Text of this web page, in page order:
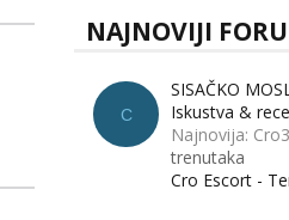
NAJNOVIJI
C
SISAČKO
Iskustva &
Najnovija:
trenutaka
Cro Escort -